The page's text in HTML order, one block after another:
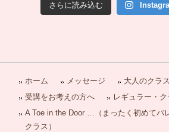
さらに読み込む
ホーム メッセージ
大人のクラス
受講をお考えの方へ
レギュラー・ク
A Toe in the Door …（まったく初めてバ
クラス）